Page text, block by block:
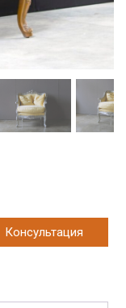
Консультация